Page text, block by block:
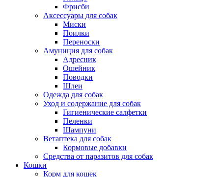
Фрисби
Аксессуары для собак
Миски
Поилки
Переноски
Амуниция для собак
Адресник
Ошейник
Поводки
Шлеи
Одежда для собак
Уход и содержание для собак
Гигиенические салфетки
Пеленки
Шампуни
Ветаптека для собак
Кормовые добавки
Средства от паразитов для собак
Кошки
Корм для кошек